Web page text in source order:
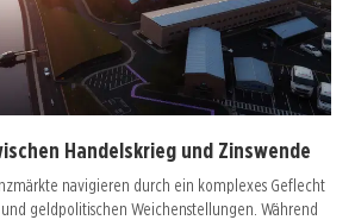
Handelskrieg und Zinswende
navigieren durch ein komplexes Geflecht
geldpolitischen Weichenstellungen. Während